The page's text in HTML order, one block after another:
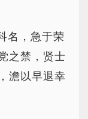
名，急于荣
之禁，贤士
澹以早退幸